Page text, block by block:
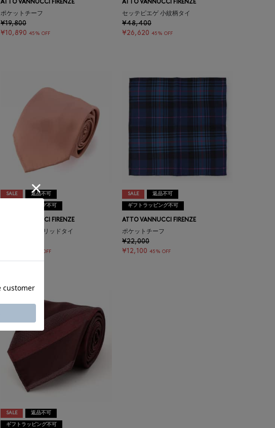
ATTO VANNUCCI FIRENZE
ポケットチーフ
¥19,800
¥10,890 45% OFF
ATTO VANNUCCI FIRENZE
セッテピエゲ 小紋柄タイ
¥48,400
¥26,620 45% OFF
SALE 返品不可
ギフトラッピング不可
ATTO VANNUCCI FIRENZE
セッテピエゲソリッドタイ
45% OFF
SALE 返品不可
ギフトラッピング不可
ATTO VANNUCCI FIRENZE
ポケットチーフ
¥22,000
¥12,100 45% OFF
SALE 返品不可
ギフトラッピング不可